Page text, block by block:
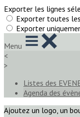
Exporter les lignes
Exporter toutes
Exporter
Menu
<
>
Listes des
Agenda des
Ajoutez un logo, un